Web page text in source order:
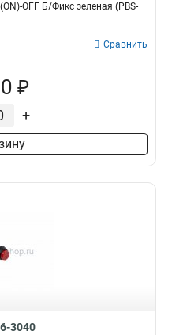
OFF Б/Фикс зеленая (PBS-
Сравнить
₽
+
3040